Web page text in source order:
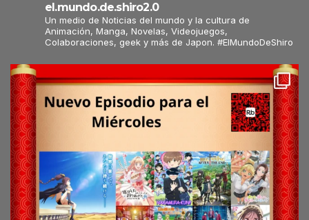
el.mundo.de.shiro2.0
Un medio de Noticias del mundo y la cultura de
Animación, Manga, Novelas, Videojuegos,
Colaboraciones, geek y más de Japon. #ElMundoDeShiro